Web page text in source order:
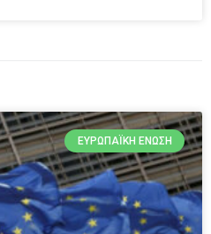
ΕΥΡΩΠΑΪΚΉ ΈΝΩΣΗ